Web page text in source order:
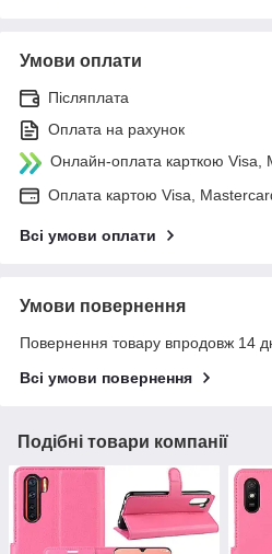
Умови оплати
Післяплата
Оплата на рахунок
Онлайн-оплата карткою Visa,
Оплата картою Visa,
Всі умови оплати
Умови повернення
Повернення товару впродовж 14
Всі умови повернення
Подібні товари компанії